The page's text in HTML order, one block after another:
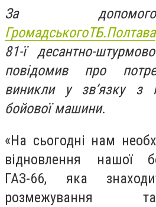
За
ГромадськогоТБ.Полтава
81-ї десантно-
повідомив про
виникли у зв’язку з
бойової машини.
«На сьогодні нам
відновлення нашої
ГАЗ-66, яка
розмежування